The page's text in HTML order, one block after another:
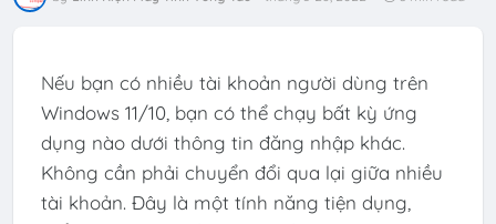
Nếu bạn có nhiều tài khoản người dùng trên
Windows 11/10, bạn có thể chạy bất kỳ ứng
dụng nào dưới thông tin đăng nhập khác.
Không cần phải chuyển đổi qua lại giữa nhiều
tài khoản. Đây là một tính năng tiện dụng,